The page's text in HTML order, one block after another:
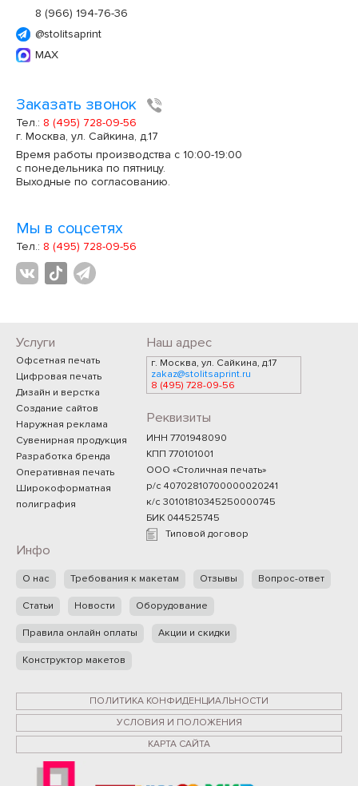
8 (966) 194-76-36
@stolitsaprint
MAX
Заказать звонок
Тел.: 8 (495) 728-09-56
г. Москва, ул. Сайкина, д.17
Время работы производства с 10:00-19:00
с понедельника по пятницу.
Выходные по согласованию.
Мы в соцсетях
Тел.: 8 (495) 728-09-56
Услуги
Офсетная печать
Цифровая печать
Дизайн и верстка
Создание сайтов
Наружная реклама
Сувенирная продукция
Разработка бренда
Оперативная печать
Широкоформатная
полиграфия
Наш адрес
г. Москва, ул. Сайкина, д.17
zakaz@stolitsaprint.ru
8 (495) 728-09-56
Реквизиты
ИНН 7701948090
КПП 770101001
ООО «Столичная печать»
р/с 40702810700000020241
к/с 30101810345250000745
БИК 044525745
Типовой договор
Инфо
О нас Требования к макетам Отзывы Вопрос-ответ
Статьи Новости Оборудование
Правила онлайн оплаты Акции и скидки
Конструктор макетов
ПОЛИТИКА КОНФИДЕНЦИАЛЬНОСТИ
УСЛОВИЯ И ПОЛОЖЕНИЯ
КАРТА САЙТА